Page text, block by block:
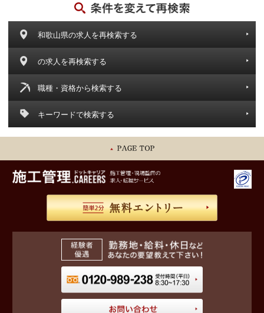
和歌山県の求人を再検索する
の求人を再検索する
職種・資格から検索する
キーワードで検索する